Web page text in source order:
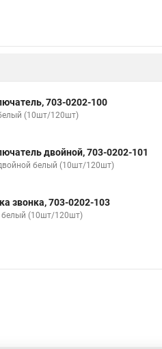
703-0202-100
(10шт/120шт)
двойной, 703-0202-101
белый (10шт/120шт)
звонка, 703-0202-103
белый (10шт/120шт)